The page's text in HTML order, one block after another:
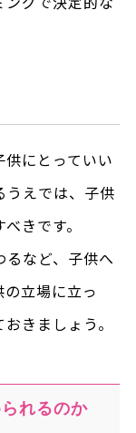
にとっていい
うえでは、子供
きです。
るなど、子供へ
立場に立っ
きましょう。
れるのか